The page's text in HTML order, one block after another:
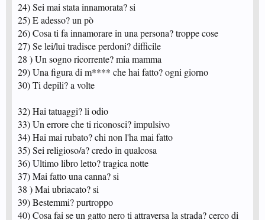
24) Sei mai stata innamorata? si
25) E adesso? un pò
26) Cosa ti fa innamorare in una persona? troppe cose
27) Se lei/lui tradisce perdoni? difficile
28 ) Un sogno ricorrente? mia mamma
29) Una figura di m**** che hai fatto? ogni giorno
30) Ti depili? a volte
32) Hai tatuaggi? li odio
33) Un errore che ti riconosci? impulsivo
34) Hai mai rubato? chi non l'ha mai fatto
35) Sei religioso/a? credo in qualcosa
36) Ultimo libro letto? tragica notte
37) Mai fatto una canna? si
38 ) Mai ubriacato? si
39) Bestemmi? purtroppo
40) Cosa fai se un gatto nero ti attraversa la strada? cerco di